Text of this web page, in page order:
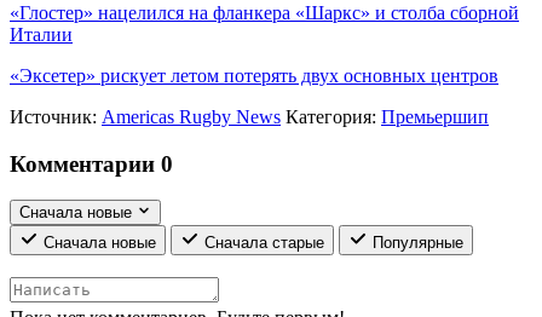
«Глостер» нацелился на фланкера «Шаркс» и столба сборной
Италии
«Эксетер» рискует летом потерять двух основных центров
Источник: Americas Rugby News Категория: Премьершип
Комментарии 0
Сначала новые
Сначала новые
Сначала старые Популярные